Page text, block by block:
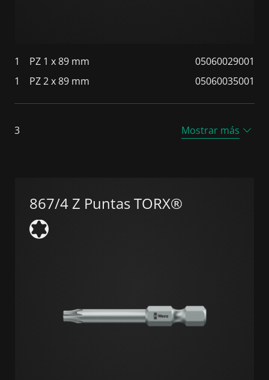
1 PZ 1 x 89 mm
05060029001
1
PZ 2 x 89 mm 05060035001
3 Mostrar más
867/4 Z Puntas TORX®